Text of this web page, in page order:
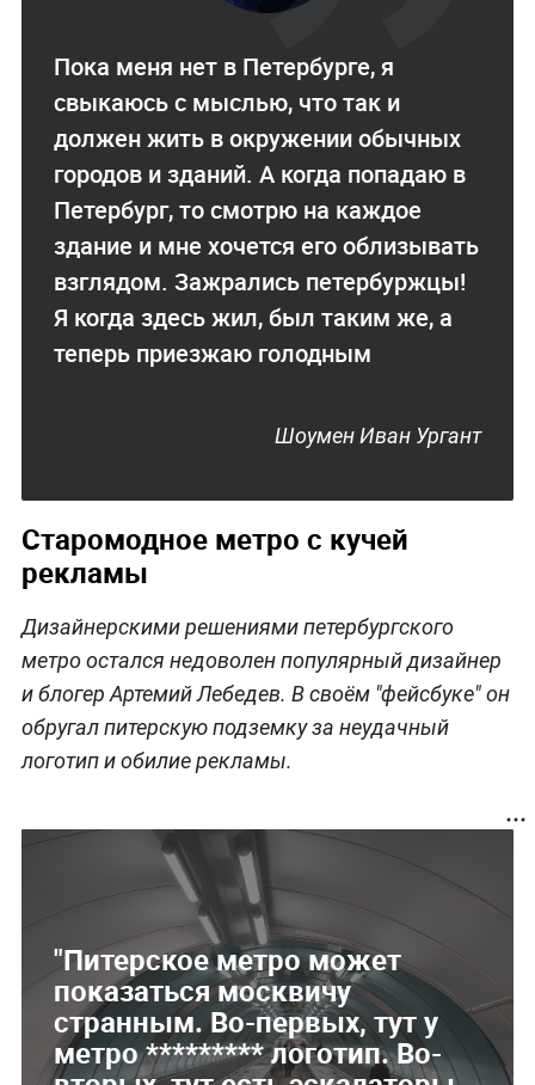
Пока меня нет в Петербурге, я
свыкаюсь с мыслью, что так и
должен жить в окружении обычных
городов и зданий. А когда попадаю в
Петербург, то смотрю на каждое
здание и мне хочется его облизывать
взглядом. Зажрались петербуржцы!
Я когда здесь жил, был таким же, а
теперь приезжаю голодным
Шоумен Иван Ургант
Старомодное метро с кучей
рекламы
Дизайнерскими решениями петербургского
метро остался недоволен популярный дизайнер
и блогер Артемий Лебедев. В своём "фейсбуке" он
обругал питерскую подземку за неудачный
логотип и обилие рекламы.
"Питерское метро может
показаться москвичу
странным. Во-первых, тут у
метро ********* логотип. Во-